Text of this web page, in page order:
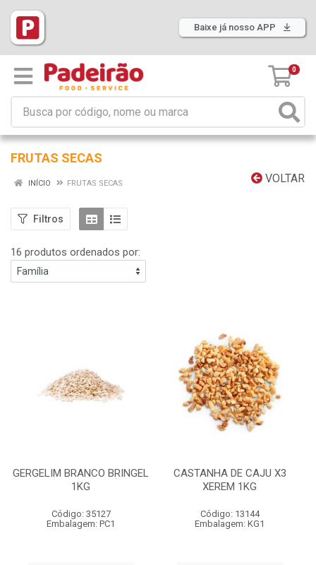
Baixe já nosso APP
0
FRUTAS SECAS
VOLTAR
INÍCIO FRUTAS SECAS
Filtros
16 produtos ordenados por:
GERGELIM BRANCO BRINGEL
1KG
Código: 35127
Embalagem: PC1
CASTANHA DE CAJU X3
XEREM 1KG
Código: 13144
Embalagem: KG1